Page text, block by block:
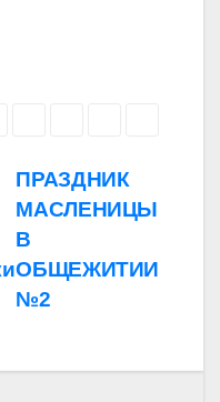
ПРАЗДНИК
МАСЛЕНИЦЫ
В
ОБЩЕЖИТИИ
№2